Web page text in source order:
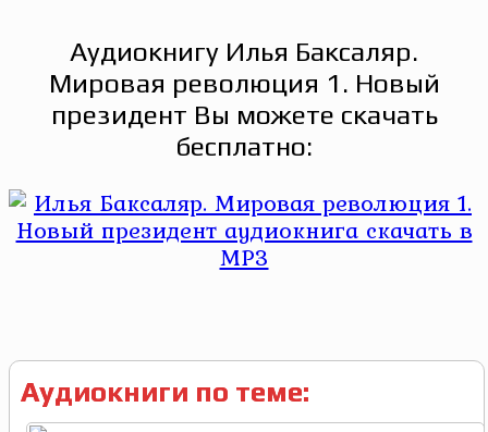
Аудиокнигу Илья Баксаляр.
Мировая революция 1. Новый
президент Вы можете скачать
бесплатно:
Аудиокниги по теме: